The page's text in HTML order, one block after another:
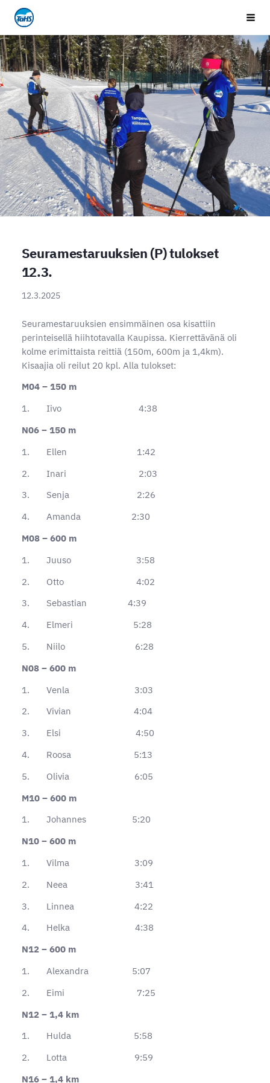
Siirry
sivun
sisältöön
Tampereen Hiihtoseura
Seuramestaruuksien (P) tulokset
12.3.
12.3.2025
Seuramestaruuksien ensimmäinen osa kisattiin
perinteisellä hiihtotavalla Kaupissa. Kierrettävänä oli
kolme erimittaista reittiä (150m, 600m ja 1,4km).
Kisaajia oli reilut 20 kpl. Alla tulokset:
M04 – 150 m
1. Iivo 4:38
N06 – 150 m
1. Ellen 1:42
2. Inari 2:03
3. Senja 2:26
4. Amanda 2:30
M08 – 600 m
1. Juuso 3:58
2. Otto 4:02
3. Sebastian 4:39
4. Elmeri 5:28
5. Niilo 6:28
N08 – 600 m
1. Venla 3:03
2. Vivian 4:04
3. Elsi 4:50
4. Roosa 5:13
5. Olivia 6:05
M10 – 600 m
1. Johannes 5:20
N10 – 600 m
1. Vilma 3:09
2. Neea 3:41
3. Linnea 4:22
4. Helka 4:38
N12 – 600 m
1. Alexandra 5:07
2. Eimi 7:25
N12 – 1,4 km
1. Hulda 5:58
2. Lotta 9:59
N16 – 1,4 km